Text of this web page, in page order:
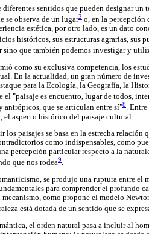
sentidos que pueden designar
se observa de un lugar2 o, en la percepción
estética, por otro lado, es un dato
históricos, sus estructuras agrarias, sus
sino que también podemos investigar y
como su exclusiva competencia, los
En la actualidad, un gran número de
para la Ecología, la Geografía, la
el "paisaje es encuentro, lugar de todos,
que se articulan entre sí"8.
el aspecto histórico del paisaje cultural.
los paisajes se basa en la estrecha
como indispensables, como
percepción particular respecto a la
que nos rodea9.
se produjo una ruptura entre
para comprender el profundo
como propone el modelo
está dotada de un sentido que se
el orden natural pasa a incluir al